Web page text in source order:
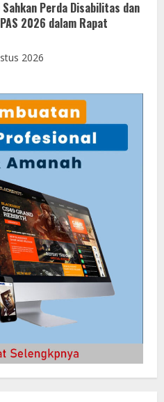
Sahkan Perda Disabilitas dan
2026 dalam Rapat
2026